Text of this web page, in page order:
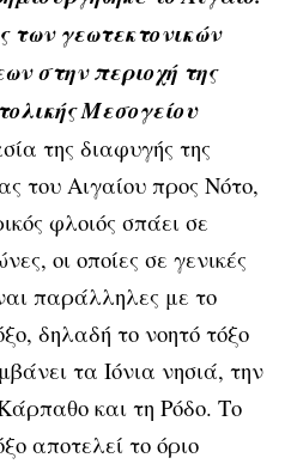
των γεωτεκτονικών
στην περιοχή της
Μεσογείου
της διαφυγής της
του Αιγαίου προς Νότο,
φλοιός σπάει σε
οι οποίες σε γενικές
παράλληλες με το
δηλαδή το νοητό τόξο
τα Ιόνια νησιά, την
και τη Ρόδο. Το
αποτελεί το όριο